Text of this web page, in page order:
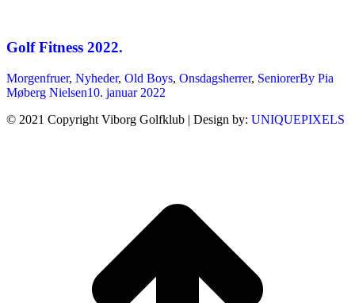
Golf Fitness 2022.
Morgenfruer, Nyheder, Old Boys, Onsdagsherrer, SeniorerBy Pia
Møberg Nielsen10. januar 2022
© 2021 Copyright Viborg Golfklub | Design by: UNIQUEPIXELS